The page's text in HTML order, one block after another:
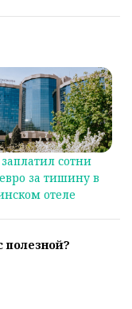
сотни
за тишину в
отеле
полезной?